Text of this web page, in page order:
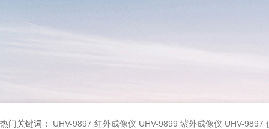
热门关键词： UHV-9897 红外成像仪 UHV-9899 紫外成像仪 UHV-9897